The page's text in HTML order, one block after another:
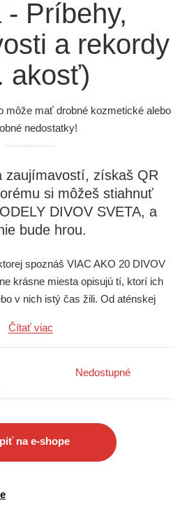
- Príbehy,
a rekordy
akosť)
môže mať drobné kozmetické alebo
nedostatky!
zaujímavostí, získaš QR
si môžeš stiahnuť
DIVOV SVETA, a
bude hrou.
spoznáš VIAC AKO 20 DIVOV
krásne miesta opisujú tí, ktorí ich
v nich istý čas žili. Od aténskej
Christie, od chrámu Sagrada
veže po Sochu slobody! Dozvieš
QR KÓD, vďaka ktorému si
bude hrou.
Čítať viac
Nedostupné
na e-shope